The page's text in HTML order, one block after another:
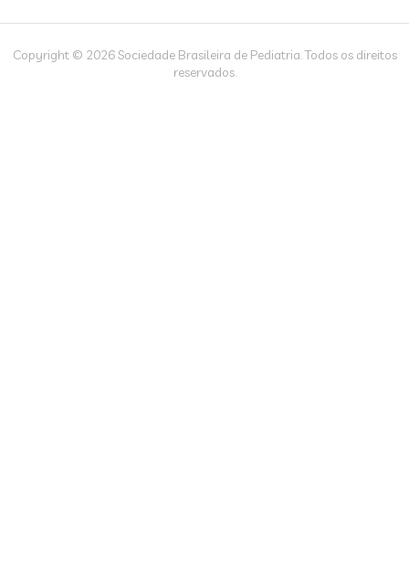
Copyright © 2026 Sociedade Brasileira de Pediatria. Todos os direitos
reservados.